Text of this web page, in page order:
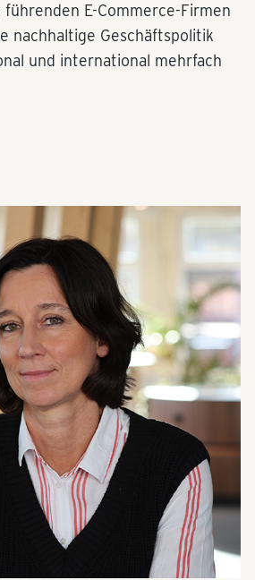
E-Commerce-Firmen
nachhaltige Geschäftspolitik
und international mehrfach